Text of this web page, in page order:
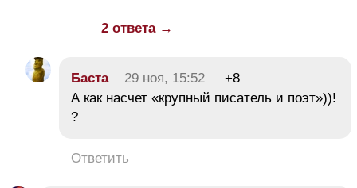
2 ответа →
Баста 29 ноя, 15:52
+8
А как насчет «крупный писатель и поэт»))!
?
Ответить